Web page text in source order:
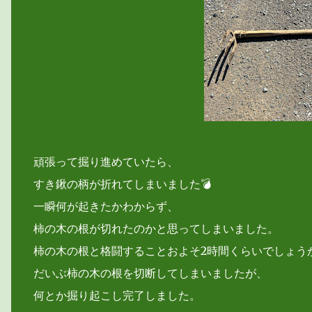
頑張って掘り進めていたら、
すき鍬の柄が折れてしまいました💣
一瞬何が起きたかわからず、
柿の木の根が切れたのかと思ってしまいました。
柿の木の根と格闘することおよそ2時間くらいでしょう
だいぶ柿の木の根を切断してしまいましたが、
何とか掘り起こし完了しました。